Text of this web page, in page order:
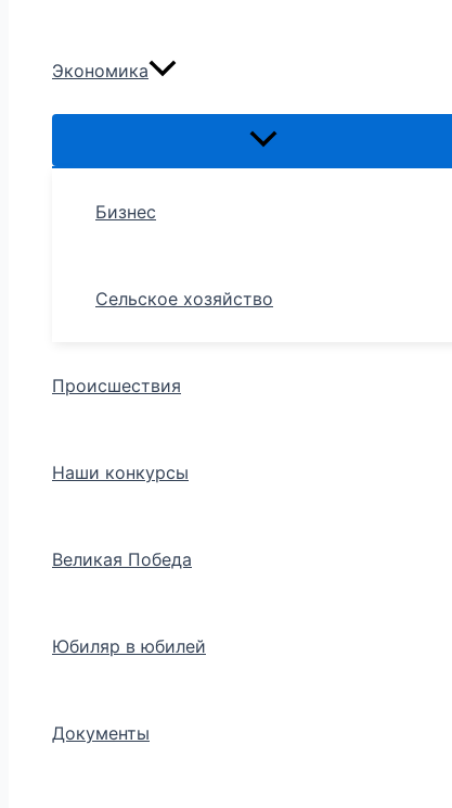
Экономика
Бизнес
Сельское хозяйство
Происшествия
Наши конкурсы
Великая Победа
Юбиляр в юбилей
Документы